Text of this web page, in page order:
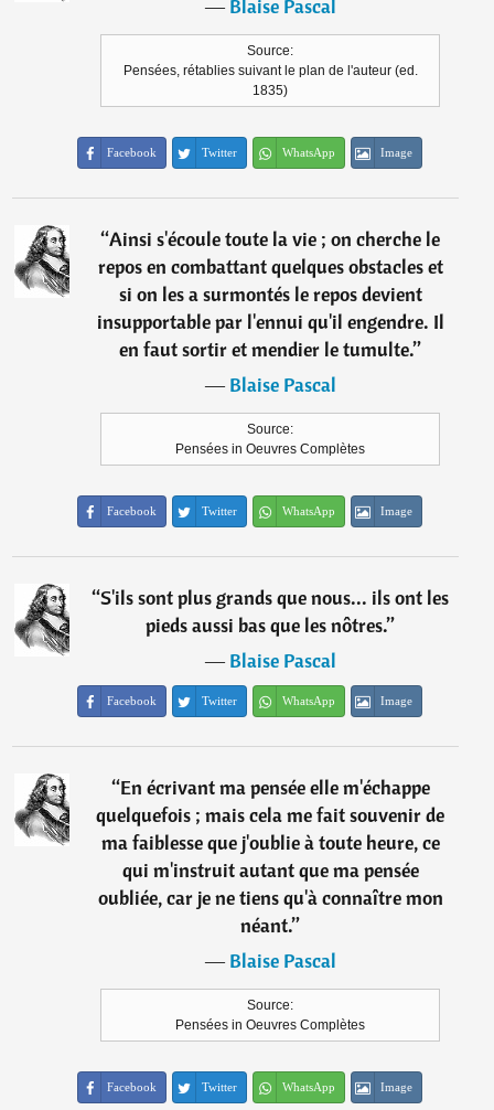
―Blaise Pascal
Source:
Pensées, rétablies suivant le plan de l'auteur (ed.
1835)
Facebook Twitter WhatsApp Image
“Ainsi s'écoule toute la vie ; on cherche le
repos en combattant quelques obstacles et
si on les a surmontés le repos devient
insupportable par l'ennui qu'il engendre. Il
en faut sortir et mendier le tumulte.”
―Blaise Pascal
Source:
Pensées in Oeuvres Complètes
Facebook Twitter WhatsApp Image
“S'ils sont plus grands que nous... ils ont les
pieds aussi bas que les nôtres.”
―Blaise Pascal
Facebook Twitter WhatsApp Image
“En écrivant ma pensée elle m'échappe
quelquefois ; mais cela me fait souvenir de
ma faiblesse que j'oublie à toute heure, ce
qui m'instruit autant que ma pensée
oubliée, car je ne tiens qu'à connaître mon
néant.”
―Blaise Pascal
Source:
Pensées in Oeuvres Complètes
Facebook Twitter WhatsApp Image